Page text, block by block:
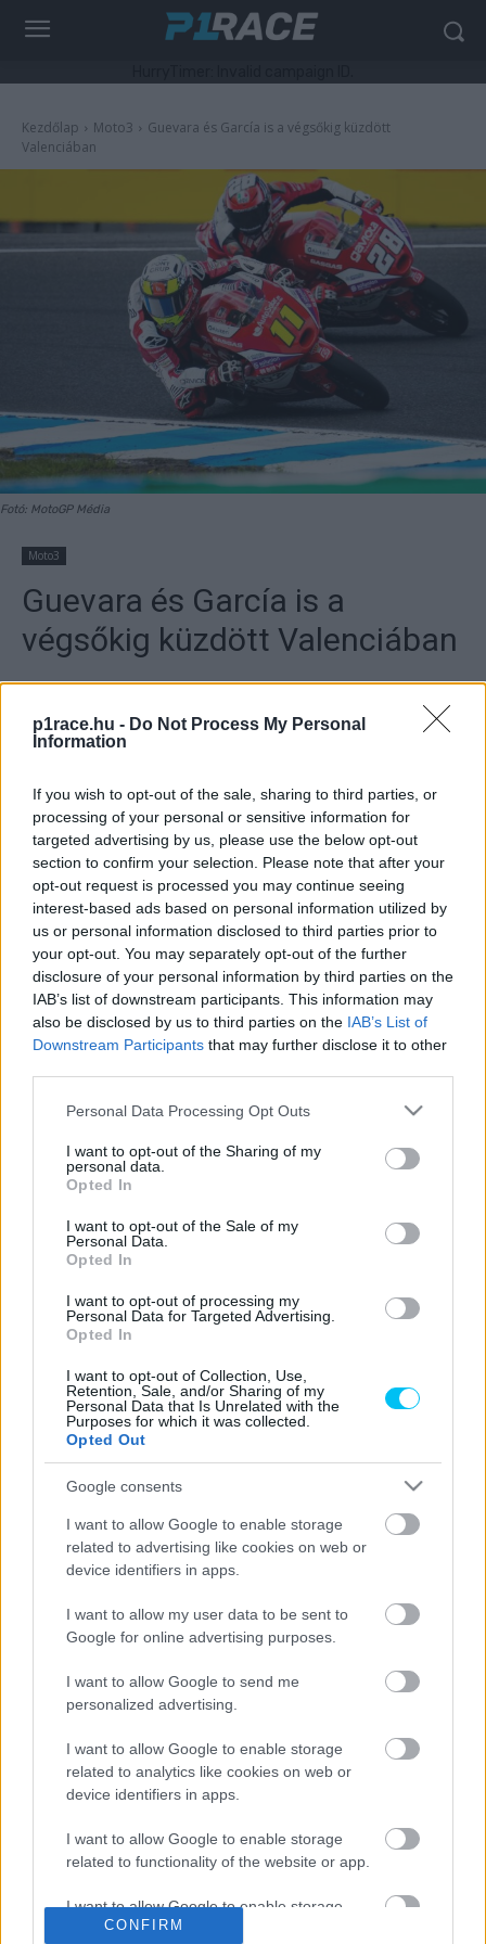
p1race.hu - Do Not Process My Personal
Information
If you wish to opt-out of the sale, sharing to third parties, or
processing of your personal or sensitive information for
targeted advertising by us, please use the below opt-out
section to confirm your selection. Please note that after your
opt-out request is processed you may continue seeing
interest-based ads based on personal information utilized by
us or personal information disclosed to third parties prior to
your opt-out. You may separately opt-out of the further
disclosure of your personal information by third parties on the
IAB’s list of downstream participants. This information may
also be disclosed by us to third parties on the IAB’s List of
Downstream Participants that may further disclose it to other
Please note that this website/app uses one or more Google
not limited to your visit or usage behaviour. You may click to
grant or deny consent to Google and its third-party tags to
use your data for below specified purposes in below Google
consent section.
Personal Data Processing Opt Outs
I want to opt-out of the Sharing of my
personal data.
Opted In
I want to opt-out of the Sale of my
Personal Data.
Opted In
I want to opt-out of processing my
Personal Data for Targeted Advertising.
Opted In
I want to opt-out of Collection, Use,
Retention, Sale, and/or Sharing of my
Personal Data that Is Unrelated with the
Purposes for which it was collected.
Opted Out
Google consents
I want to allow Google to enable storage
related to advertising like cookies on web or
device identifiers in apps.
I want to allow my user data to be sent to
Google for online advertising purposes.
I want to allow Google to send me
personalized advertising.
I want to allow Google to enable storage
related to analytics like cookies on web or
device identifiers in apps.
I want to allow Google to enable storage
related to functionality of the website or app.
I want to allow Google to enable storage
related to personalization.
CONFIRM
Kezdőlap Moto3
Guevara és García is a végsőkig küzdött
Valenciában
Fotó: MotoGP Média
Moto3
Guevara és García is a
végsőkig küzdött Valenciában
- Hirdetés -
Izan Guevara bajnoki címmel és győzelemmel búcsúzott a
Moto3-as világbajnokságtól. A következő szezont már a
Moto2-ben kezdi a spanyol.
- Hirdetés -
Izan Guevara második Moto3-as évében megcsinálta.
Miután debütáló évét a 2021-es Moto3-as világbajnokság
versenyzője megszerezte bajnoki címet, és a legjobb
előjelekkel lép fel az Aspar Moto2-es csapatához Jake
Dixon mellé.
Guevara így nyilatkozott a valenciai futam után:
„Hihetetlenül jó versenyem volt. Azt hiszem, erős volt a
adnom. A csata a célba érkezésig nagyszerű volt.”
Guevara a Moto2-ben folytatja karrierjét, de búcsúzóul
hangsúlyozta, hogy hálás a csapatnak. „Mind a négy
spanyol futamot és a bajnoki címet is megnyertem. Ez egy
hihetetlen befejezése a Moto3-ban töltött éveimnek.
Most élvezni fogom az időt a barátaimmal és a
Csapattársa, Sergio García számára is a Moto2-ben
folytatódik az út a Moto3-ban eltöltött négy év után.
2023-ban Arón Canet csapattársa lesz a Flexbox HP 40-
Ez hihetetlen, én vagyok a világbajnoki második. A
ahogy csak tudtam.”
támogatott. Külön köszönöm a csapatomnak és
édesapámnak, aki mindig mellettem áll.”– zárta García.